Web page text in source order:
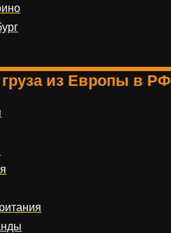
груза из Европы в РФ